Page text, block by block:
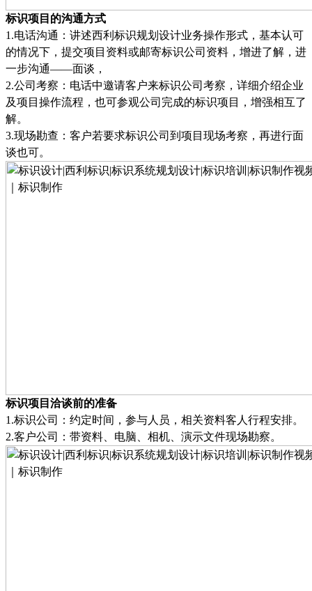
标识项目的沟通方式
1.电话沟通 ： 讲述西利标识规划设计业务操作形式，基本认可
的情况下，提交项目资料或邮寄标识公司资料，增进了解，进
一步沟通——面谈 ，
2.公司考察 ： 电话中邀请客户来标识公司考察，详细介绍企业
及项目操作流程，也可参观公司完成的标识项目，增强相互了
解。
3.现场勘查 ： 客户若要求标识公司到项目现场考察，再进行面
谈也可。
标识项目洽谈前的准备
1.标识公司：约定时间，参与人员，相关资料客人行程安排。
2.客户公司：带资料、电脑、相机、演示文件现场勘察。